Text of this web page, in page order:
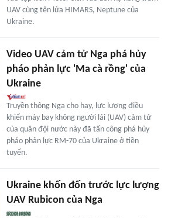
UAV cùng tên lửa HIMARS, Neptune của
Ukraine.
Video UAV cảm tử Nga phá hủy
pháo phản lực 'Ma cà rồng' của
Ukraine
Truyền thông Nga cho hay, lực lượng điều
khiển máy bay không người lái (UAV) cảm tử
của quân đội nước này đã tấn công phá hủy
pháo phản lực RM-70 của Ukraine ở tiền
tuyến.
Ukraine khốn đốn trước lực lượng
UAV Rubicon của Nga